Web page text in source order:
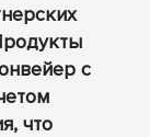
с
что